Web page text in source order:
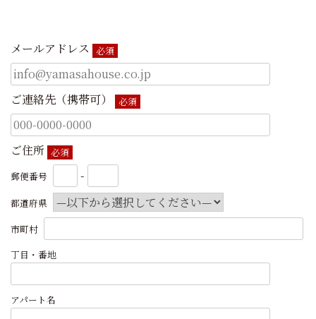
メールアドレス 必須
ご連絡先（携帯可） 必須
ご住所 必須
郵便番号
-
都道府県
市町村
丁目・番地
アパート名